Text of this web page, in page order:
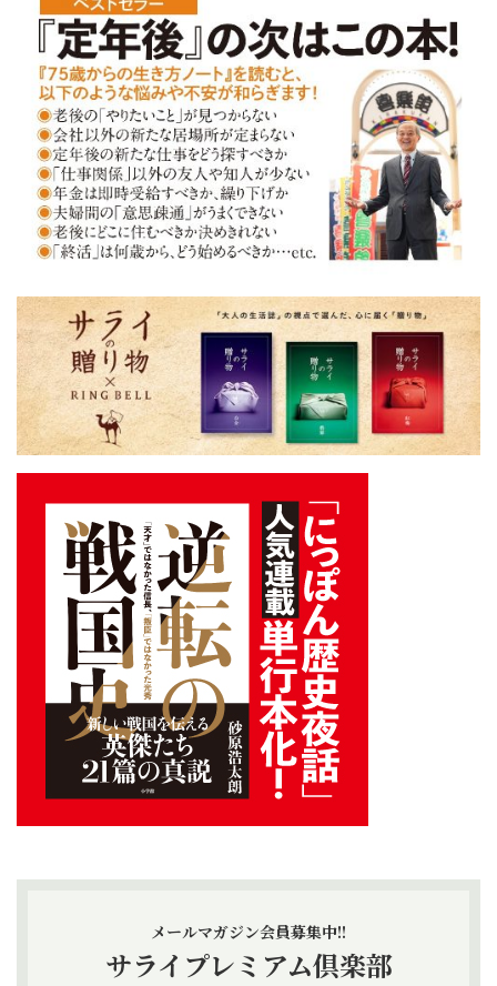
メールマガジン会員募集中!!
サライプレミアム倶楽部